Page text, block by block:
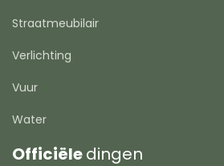
Straatmeubilair
Verlichting
Vuur
Water
Officiëledingen